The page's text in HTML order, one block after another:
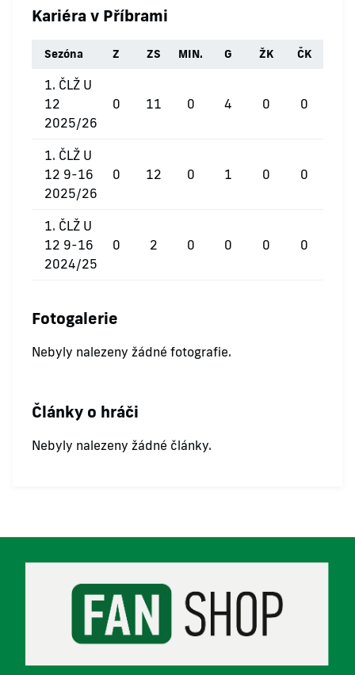
Kariéra v Příbrami
Sezóna Z ZS MIN. G ŽK ČK
1. ČLŽ U
12
2025/26
0 11 0 4 0 0
1. ČLŽ U
12 9-16
2025/26
0 12 0 1 0 0
1. ČLŽ U
12 9-16
2024/25
0 2 0 0 0 0
Fotogalerie
Nebyly nalezeny žádné fotografie.
Články o hráči
Nebyly nalezeny žádné články.